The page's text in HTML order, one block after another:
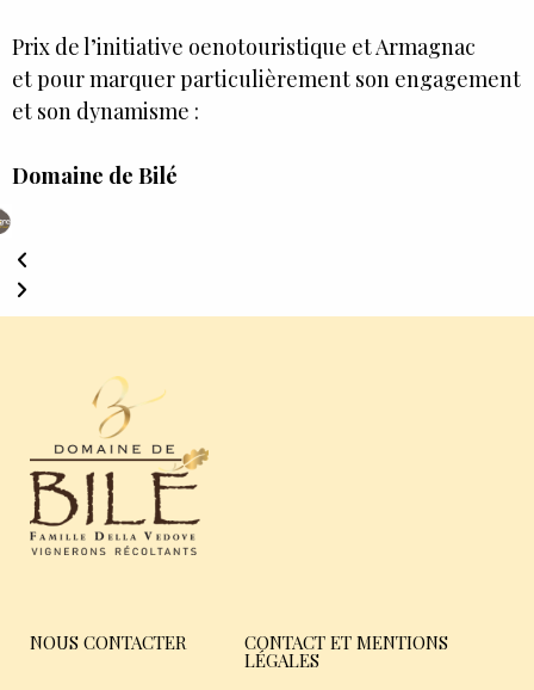
Prix de l’initiative oenotouristique et Armagnac
et pour marquer particulièrement son engagement
et son dynamisme :
Domaine de Bilé
NOUS CONTACTER CONTACT ET MENTIONS
LÉGALES